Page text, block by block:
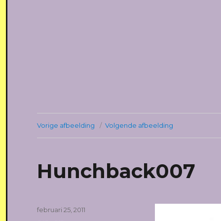
Vorige afbeelding Volgende afbeelding
Hunchback007
Geplaatst
februari 25, 2011